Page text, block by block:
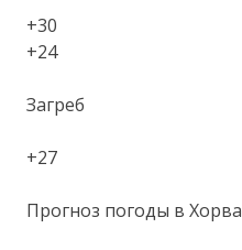
+30
+24
Загреб
+27
Прогноз погоды в